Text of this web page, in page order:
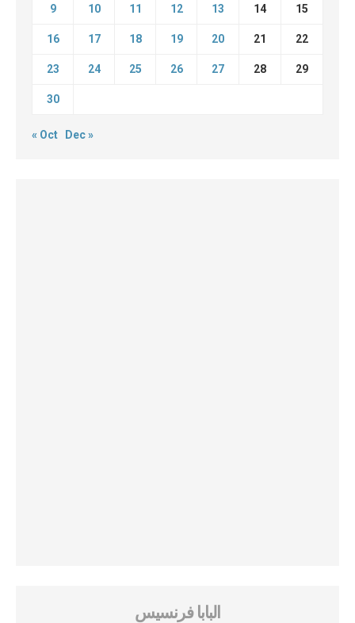
9 10 11 12 13 14 15
16 17 18 19 20 21 22
23 24 25 26 27 28 29
30
« Oct Dec »
البابا فرنسيس